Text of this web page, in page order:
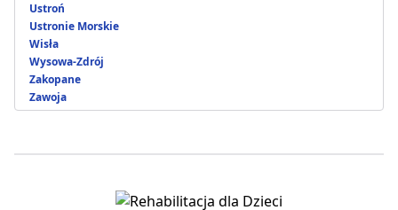
Ustroń
Ustronie Morskie
Wisła
Wysowa-Zdrój
Zakopane
Zawoja